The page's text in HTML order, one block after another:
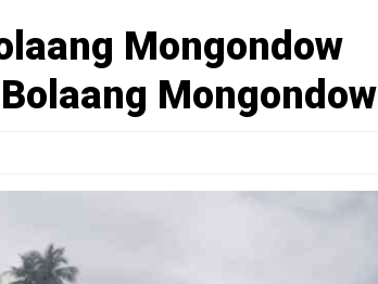
Mongondow
Mongondow